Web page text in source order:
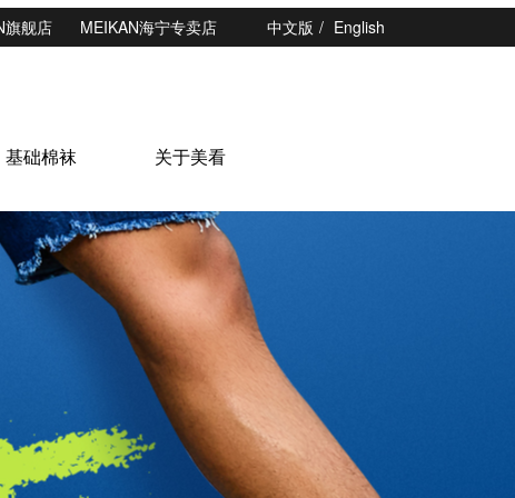
旗舰店 MEIKAN海宁专卖店 中文版 / English
基础棉袜 关于美看